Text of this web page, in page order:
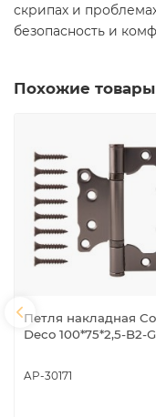
скрипах и
безопасность и
Похожие товары
Петля накладная
Deco 100*75*2,5-B2-
AP-30171